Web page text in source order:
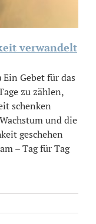
verwandelt
Gebet für das
zu zählen,
schenken
und die
geschehen
– Tag für Tag